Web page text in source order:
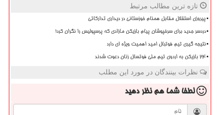
تازه ترین مطالب مرتبط
پیروزی استقلال مقابل همنام خوزستانی در دیداری تدارکاتی
دردسر جدید برای سرخپوشان پیام بازیکن مازادی که پرسپولیس را نگران کرد!
نتیجه گیری تیم فوتبال امید اهمیت ویژه ای دارد
۲۴ بازیکن به اردوی تیم ملی فوتسال زنان دعوت شدند
نظرات بینندگان در مورد این مطلب
لطفا شما همنظر دهید